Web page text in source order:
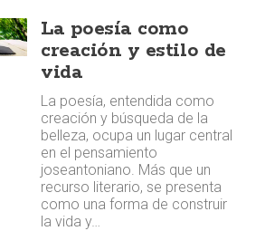
La poesía como
creación y estilo de
vida
La poesía, entendida como
creación y búsqueda de la
belleza, ocupa un lugar central
en el pensamiento
joseantoniano. Más que un
recurso literario, se presenta
como una forma de construir
la vida y…